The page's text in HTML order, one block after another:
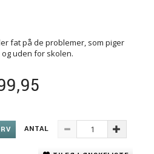
fat på de problemer, som piger
uden for skolen.
ANTAL